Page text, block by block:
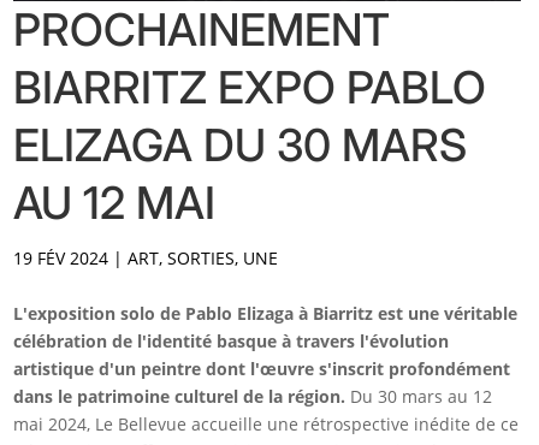
PROCHAINEMENT
BIARRITZ EXPO PABLO
ELIZAGA DU 30 MARS
AU 12 MAI
19 FÉV 2024 |ART,SORTIES, UNE
L'exposition solo de Pablo Elizaga à Biarritz est une véritable
célébration de l'identité basque à travers l'évolution
artistique d'un peintre dont l'œuvre s'inscrit profondément
dans le patrimoine culturel de la région. Du 30 mars au 12
mai 2024, Le Bellevue accueille une rétrospective inédite de ce